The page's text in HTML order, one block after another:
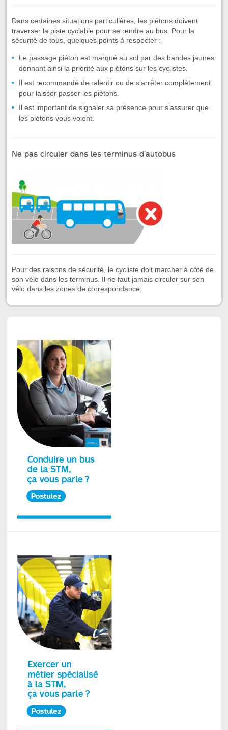
Dans certaines situations particulières, les piétons doivent
traverser la piste cyclable pour se rendre au bus. Pour la
sécurité de tous, quelques points à respecter :
Le passage piéton est marqué au sol par des bandes jaunes
donnant ainsi la priorité aux piétons sur les cyclistes.
Il est recommandé de ralentir ou de s’arrêter complètement
pour laisser passer les piétons.
Il est important de signaler sa présence pour s’assurer que
les piétons vous voient.
Ne pas circuler dans les terminus d’autobus
Pour des raisons de sécurité, le cycliste doit marcher à côté de
son vélo dans les terminus. Il ne faut jamais circuler sur son
vélo dans les zones de correspondance.